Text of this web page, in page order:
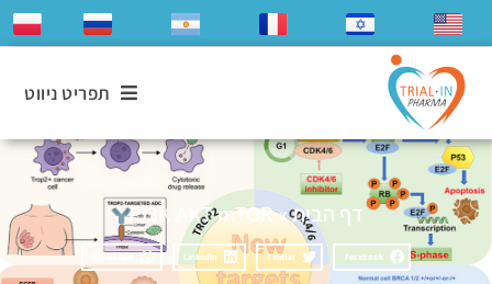
תפריט ניווט
דף הבית»
PI3K AKT mTOR
Facebook
Twitter
LinkedIn